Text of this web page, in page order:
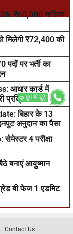
₹60,000 मासिक
मिलेगी ₹72,400 की
पर भर्ती का
आधार कार्ड में
प्रक्रिया
बिहार के 13
अनुदान का पैसा
4 परीक्षा
बनाएं आयुष्मान
बी फेज 1 एडमिट
Contact Us